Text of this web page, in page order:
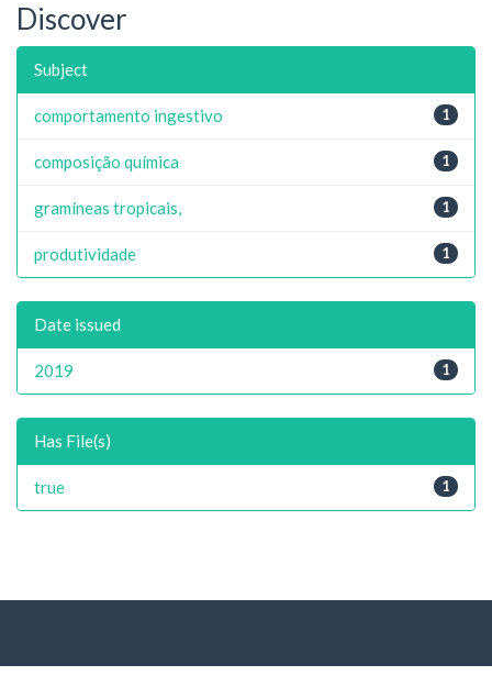
Discover
Subject
1
comportamento ingestivo
1
composição química
1
gramíneas tropicais,
1
produtividade
Date issued
1
2019
Has File(s)
1
true